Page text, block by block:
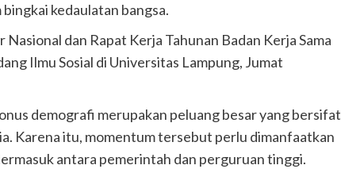
kedaulatan bangsa.
dan Rapat Kerja Tahunan Badan Kerja Sama
Ilmu Sosial di Universitas Lampung, Jumat
demografi merupakan peluang besar yang bersifat
Karena itu, momentum tersebut perlu dimanfaatkan
antara pemerintah dan perguruan tinggi.